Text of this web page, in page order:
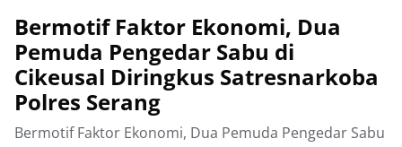
Bermotif Faktor Ekonomi, Dua
Pemuda Pengedar Sabu di
Cikeusal Diringkus Satresnarkoba
Polres Serang
Bermotif Faktor Ekonomi, Dua Pemuda Pengedar Sabu